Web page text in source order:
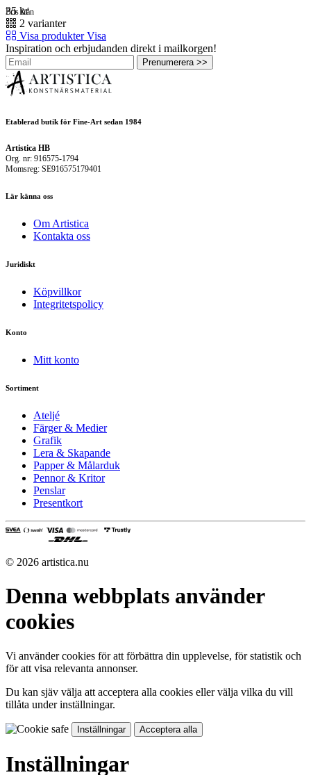
Pris från
35kr
2 varianter
Visa produkter Visa
Inspiration och erbjudanden direkt i mailkorgen!
Prenumerera >>
Etablerad butik för Fine-Art sedan 1984
Artistica HB
Org. nr: 916575-1794
Momsreg: SE916575179401
Lär känna oss
Om Artistica
Kontakta oss
Juridiskt
Köpvillkor
Integritetspolicy
Konto
Mitt konto
Sortiment
Ateljé
Färger & Medier
Grafik
Lera & Skapande
Papper & Målarduk
Pennor & Kritor
Penslar
Presentkort
© 2026 artistica.nu
Denna webbplats använder
cookies
Vi använder cookies för att förbättra din upplevelse, för statistik och
för att visa relevanta annonser.
Du kan sjäv välja att acceptera alla cookies eller välja vilka du vill
tillåta under inställningar.
Inställningar Acceptera alla
Inställningar